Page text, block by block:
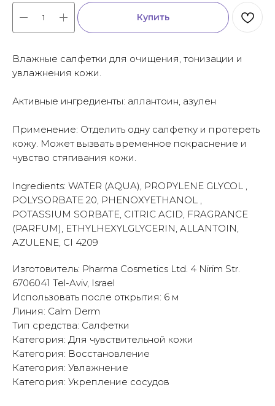
Купить
Влажные салфетки для очищения, тонизации и
увлажнения кожи.
Активные ингредиенты: аллантоин, азулен
Применение: Отделить одну салфетку и протереть
кожу. Может вызвать временное покраснение и
чувство стягивания кожи.
Ingredients: WATER (AQUA), PROPYLENE GLYCOL ,
POLYSORBATE 20, PHENOXYETHANOL ,
POTASSIUM SORBATE, CITRIC ACID, FRAGRANCE
(PARFUM), ETHYLHEXYLGLYCERIN, ALLANTOIN,
AZULENE, CI 4209
Изготовитель: Pharma Cosmetics Ltd. 4 Nirim Str.
6706041 Tel-Aviv, Israel
Использовать после открытия: 6 м
Линия: Calm Derm
Тип средства: Салфетки
Категория: Для чувствительной кожи
Категория: Восстановление
Категория: Увлажнение
Категория: Укрепление сосудов